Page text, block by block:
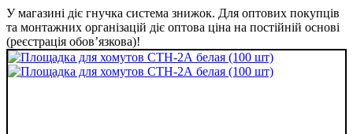
У магазині діє гнучка система знижок. Для оптових покупців
та монтажних організацій діє оптова ціна на постійній основі
(реєстрація обов’язкова)!